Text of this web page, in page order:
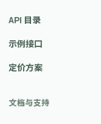
API 目录
示例接口
定价方案
文档与支持